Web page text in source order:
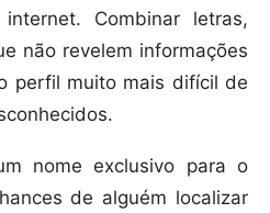
Combinar letras,
não revelem informações
perfil muito mais difícil de
nome exclusivo para o
de alguém localizar